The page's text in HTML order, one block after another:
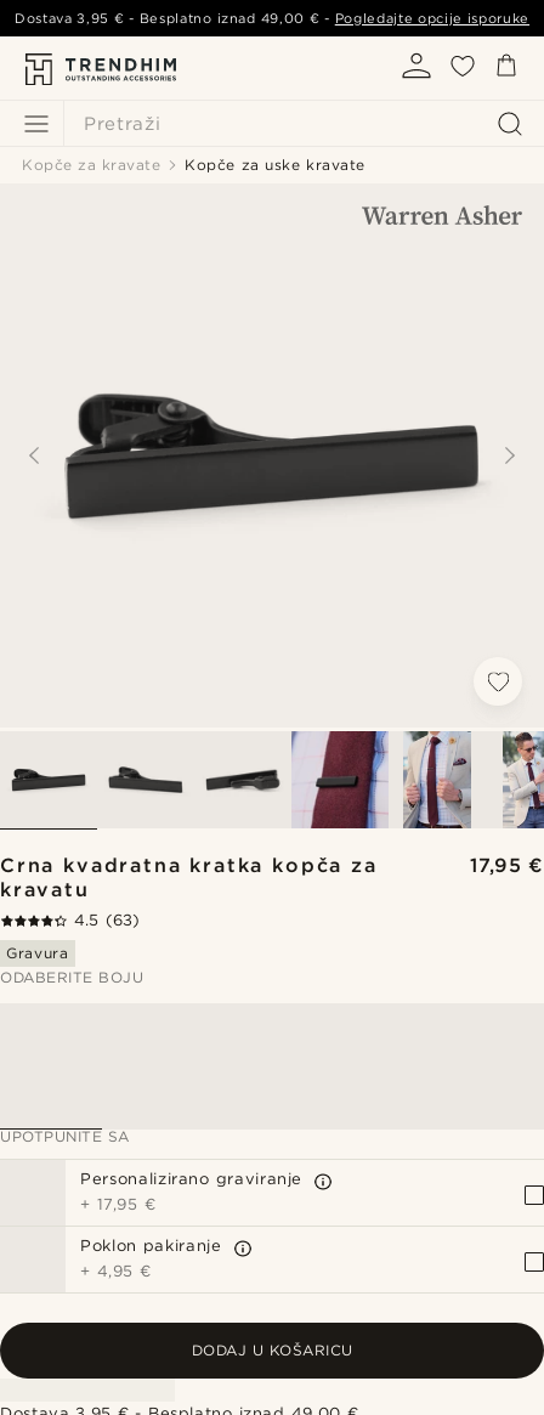
Pretraži
Dostava3,95 € - Besplatno iznad 49,00 € - Pogledajte opcije isporuke
Kopče za kravate Kopče za uske kravate
Crna kvadratna kratka kopča za
kravatu
17,95 €
4.5 (63)
Gravura
ODABERITE BOJU
UPOTPUNITE SA
Personalizirano graviranje
+ 17,95 €
Poklon pakiranje
+ 4,95 €
DODAJ U KOŠARICU